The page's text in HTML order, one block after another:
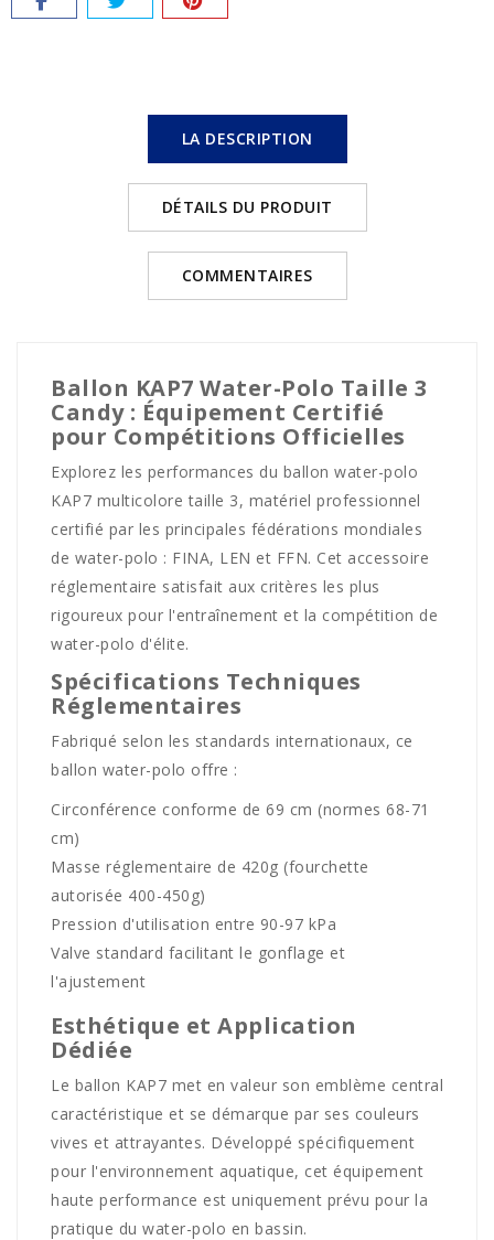
LA DESCRIPTION
DÉTAILS DU PRODUIT
COMMENTAIRES
Ballon KAP7 Water-Polo Taille 3
Candy : Équipement Certifié
pour Compétitions Officielles
Explorez les performances du ballon water-polo
KAP7 multicolore taille 3, matériel professionnel
certifié par les principales fédérations mondiales
de water-polo : FINA, LEN et FFN. Cet accessoire
réglementaire satisfait aux critères les plus
rigoureux pour l'entraînement et la compétition de
water-polo d'élite.
Spécifications Techniques
Réglementaires
Fabriqué selon les standards internationaux, ce
ballon water-polo offre :
Circonférence conforme de 69 cm (normes 68-71
cm)
Masse réglementaire de 420g (fourchette
autorisée 400-450g)
Pression d'utilisation entre 90-97 kPa
Valve standard facilitant le gonflage et
l'ajustement
Esthétique et Application
Dédiée
Le ballon KAP7 met en valeur son emblème central
caractéristique et se démarque par ses couleurs
vives et attrayantes. Développé spécifiquement
pour l'environnement aquatique, cet équipement
haute performance est uniquement prévu pour la
pratique du water-polo en bassin.